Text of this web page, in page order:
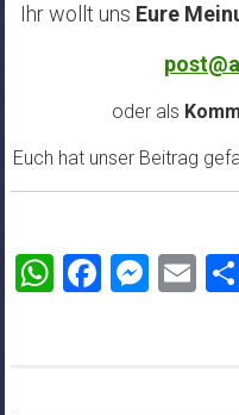
Ihr wollt uns Eure
oder als
Euch hat unser Beitrag
WhatsApp